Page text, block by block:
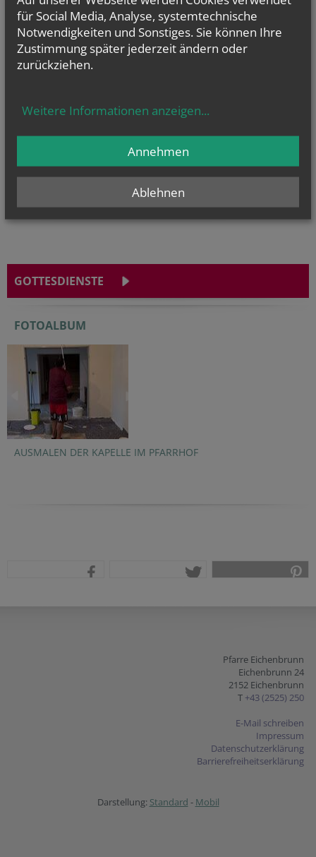
NAMENSTAGE
Hl. Felicissimus und hl. Agapitus, Hl. Gezelinus (Gozelin), Hl.
Gilbert, Hl....
Evangelium
Mt 17, 1–9 Fest der Verklärung des Herrn
GOTTESDIENSTE
FOTOALBUM
AUSMALEN DER KAPELLE IM PFARRHOF
Pfarre Eichenbrunn
Eichenbrunn 24
2152 Eichenbrunn
T +43 (2525) 250
E-Mail schreiben
Impressum
Datenschutzerklärung
Barrierefreiheitserklärung
Darstellung: Standard - Mobil
für Social Media, Analyse, systemtechnische
Notwendigkeiten und Sonstiges. Sie können Ihre
Zustimmung später jederzeit ändern oder
zurückziehen.
Weitere Informationen anzeigen...
Ablehnen
Annehmen